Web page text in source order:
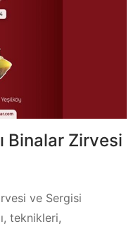
Binalar Zirvesi
ve Sergisi
teknikleri,